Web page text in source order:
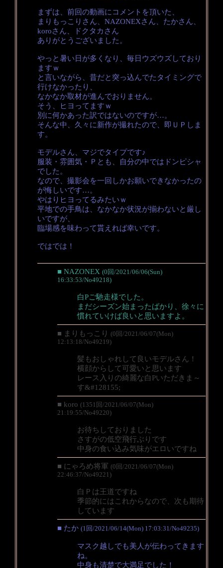
まずは、前回の動画にコメントを頂いた、
まりもっこりさん、NAZONEXさん、たかさん、
koroさん、ドクタカさん
ありがとうございました。
やっと暑い日が多くなり、毎日ウズウズしており
ますｗ
と言いながら、昔だと突っ込んでたタイミングで
行けなかったり、
なかなか取材が進んでおりません。
そう、ヒヨってますｗ
別に何かあった訳ではないのですが…。
そんな中、久々に新作が撮れたので、即ＵＰしま
す。
モデルさん、マジでタイプです♪
服装・雰囲気・Ｐとも、自分の中ではドンピシャ
でした。
なので、撮影会を一回しかお願いできなかったの
が悔しいです…。
やはりヒヨってるみたいｗ
平地での手鳥は、なかなか状況が揃わないと厳し
いですが、
臨場感を味わって貰えれば幸いです。
ではでは！
■ NAZONEX (0回/2021/06/06(Sun)
16:33:53/No49218)
白Pご馳走様でした。
まだシーズン始まったばかり、徐々に
慣れていけば良いと思いますよ。
■ まりもっこり (0回/2021/06/07(Mon)
12:13:18/No49219)
髪もおしゃれして良いモデルさん！
横顔からして可愛いと思います
レース入りの綺麗な白Pいただきま～
す&#128155;
■ koro (1351回/2021/06/07(Mon)
21:19:55/No49220)
お待ちしておりました
さすがの低空飛行ぶりです
中身の食い込み気味がエロいですね
■ にゃろめ将軍 (0回/2021/06/07(Mon)
22:46:37/No49221)
白Ｐは王道ですね
季節的にはこれからなので、次も期待
しています
■ たか (1回/2021/06/14(Mon) 17:03:31/No49235)
マスク越しでも美人が伝わってきます
ね。
中身も清楚で大満足でした！